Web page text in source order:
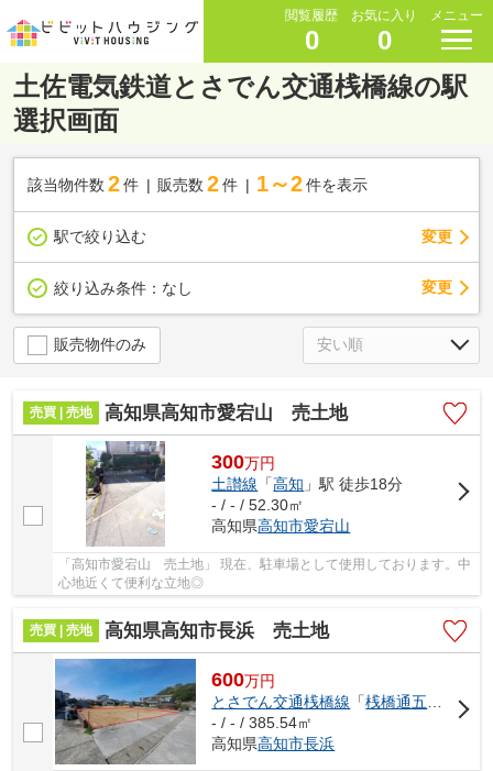
閲覧履歴
0
お気に入り
0
メニュー
土佐電気鉄道とさでん交通桟橋線の駅
選択画面
該当物件数 2件 販売数 2 件 1～2 件を表示
駅で絞り込む 変更
絞り込み条件： なし 変更
販売物件のみ
売買 | 売地 高知県高知市愛宕山 売土地
300万円
土讃線 「高知 」駅 徒歩18分
- / - / 52.30㎡
高知県高知市愛宕山
「高知市愛宕山 売土地」 現在、駐車場として使用しております。中
心地近くて便利な立地◎
売買 | 売地 高知県高知市長浜 売土地
600万円
とさでん交通桟橋線 「桟橋通五丁目
」駅
- / - / 385.54㎡
高知県高知市長浜